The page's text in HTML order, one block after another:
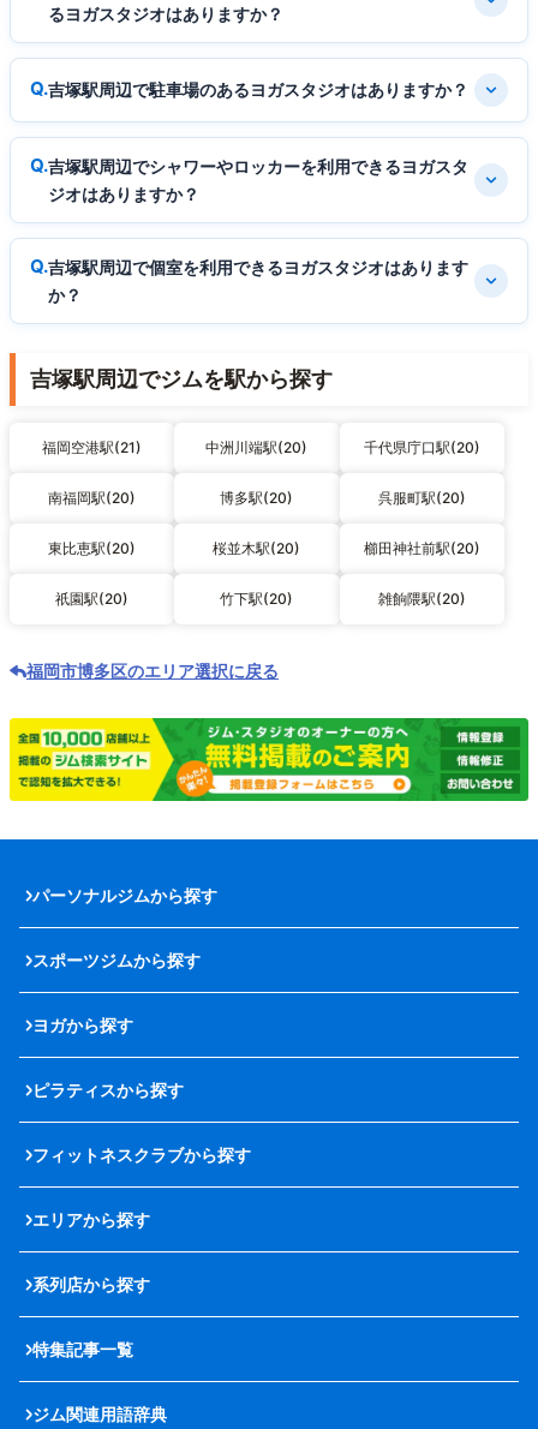
るヨガスタジオはありますか？
吉塚駅周辺で駐車場のあるヨガスタジオはありますか？
吉塚駅周辺でシャワーやロッカーを利用できるヨガスタ
ジオはありますか？
吉塚駅周辺で個室を利用できるヨガスタジオはあります
か？
吉塚駅周辺でジムを駅から探す
福岡空港駅(21) 中洲川端駅(20) 千代県庁口駅(20)
南福岡駅(20) 博多駅(20) 呉服町駅(20)
東比恵駅(20) 桜並木駅(20) 櫛田神社前駅(20)
祇園駅(20) 竹下駅(20) 雑餉隈駅(20)
福岡市博多区のエリア選択に戻る
パーソナルジムから探す
スポーツジムから探す
ヨガから探す
ピラティスから探す
フィットネスクラブから探す
エリアから探す
系列店から探す
特集記事一覧
ジム関連用語辞典